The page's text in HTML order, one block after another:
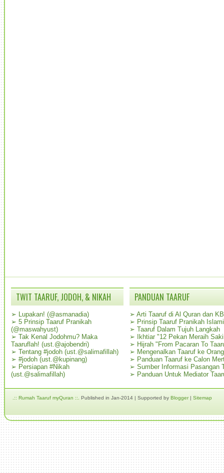
TWIT TAARUF, JODOH, & NIKAH
➢ Lupakan! (@asmanadia)
➢ 5 Prinsip Taaruf Pranikah
(@maswahyust)
➢ Tak Kenal Jodohmu? Maka
Taaruflah! (ust.@ajobendri)
➢ Tentang #jodoh (ust.@salimafillah)
➢ #jodoh (ust.@kupinang)
➢ Persiapan #Nikah
(ust.@salimafillah)
PANDUAN TAARUF
➢ Arti Taaruf di Al Quran dan
➢ Prinsip Taaruf Pranikah Islami
➢ Taaruf Dalam Tujuh Langkah
➢
Ikhtiar "12 Pekan Meraih
➢ Hijrah "From Pacaran To
➢ Mengenalkan Taaruf ke
➢ Panduan Taaruf ke Calon
➢ Sumber Informasi Pasangan
➢ Panduan Untuk Mediator
.:: Rumah Taaruf myQuran ::. Published in Jan-2014 | Supported by Blogger| Sitemap